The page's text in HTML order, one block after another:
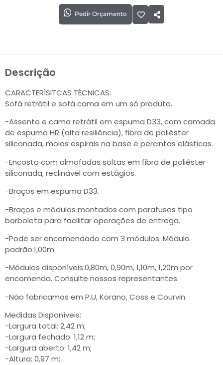
Pedir Orçamento
Descrição
CARACTERÍSITCAS TÉCNICAS:
Sofá retrátil e sofá cama em um só produto.
-Assento e cama retrátil em espuma D33, com camada
de espuma HR (alta resiliência), fibra de poliéster
siliconada, molas espirais na base e percintas elásticas.
-Encosto com almofadas soltas em fibra de poliéster
siliconada, reclinável com estágios.
-Braços em espuma D33.
-Braços e módulos montados com parafusos tipo
borboleta para facilitar operações de entrega.
-Pode ser encomendado com 3 módulos. Módulo
padrão:1,00m.
-Módulos disponíveis:0,80m, 0,90m, 1,10m, 1,20m por
encomenda. Consulte nossos representantes.
-Não fabricamos em P.U, Korano, Coss e Courvin.
Medidas Disponíveis:
-Largura total: 2,42 m;
-Largura fechado: 1,12 m;
-Largura aberto: 1,42 m;
-Altura: 0,97 m;